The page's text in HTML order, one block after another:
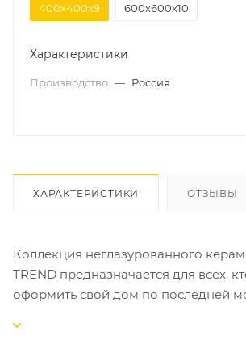
400х400х9
600х600х10
Характеристики
Производство — Россия
ХАРАКТЕРИСТИКИ ОТЗЫВЫ
Коллекция неглазурованного
TREND предназначается для всех,
оформить свой дом по последней